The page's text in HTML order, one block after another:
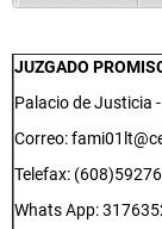
JUZGADO
Palacio de Justicia
Correo:
Telefax:
Whats App: